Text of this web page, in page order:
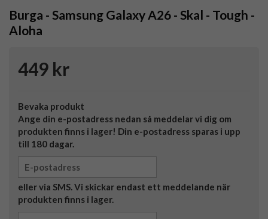
Burga - Samsung Galaxy A26 - Skal - Tough -
Aloha
449 kr
Bevaka produkt
Ange din e-postadress nedan så meddelar vi dig om
produkten finns i lager! Din e-postadress sparas i upp
till 180 dagar.
eller via SMS. Vi skickar endast ett meddelande när
produkten finns i lager.